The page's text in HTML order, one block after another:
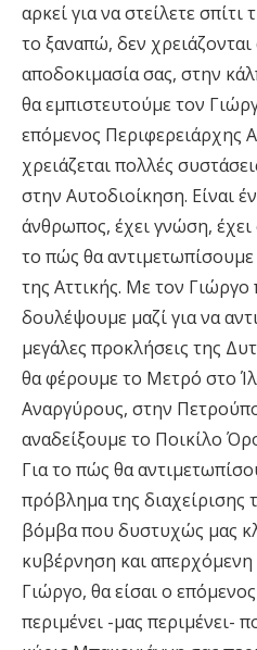
αρκεί για να στείλετε
το ξαναπώ, δεν
αποδοκιμασία σας, στην
θα εμπιστευτούμε τον
επόμενος Περιφερειάρχης
χρειάζεται πολλές
στην Αυτοδιοίκηση. Είναι
άνθρωπος, έχει γνώση,
το πώς θα
της Αττικής. Με τον
δουλέψουμε μαζί για να
μεγάλες προκλήσεις της
θα φέρουμε το Μετρό στο
Αναργύρους, στην
αναδείξουμε το Ποικίλο
Για το πώς θα
πρόβλημα της
βόμβα που δυστυχώς μας
κυβέρνηση και
Γιώργο, θα είσαι ο
περιμένει -μας περιμένει-